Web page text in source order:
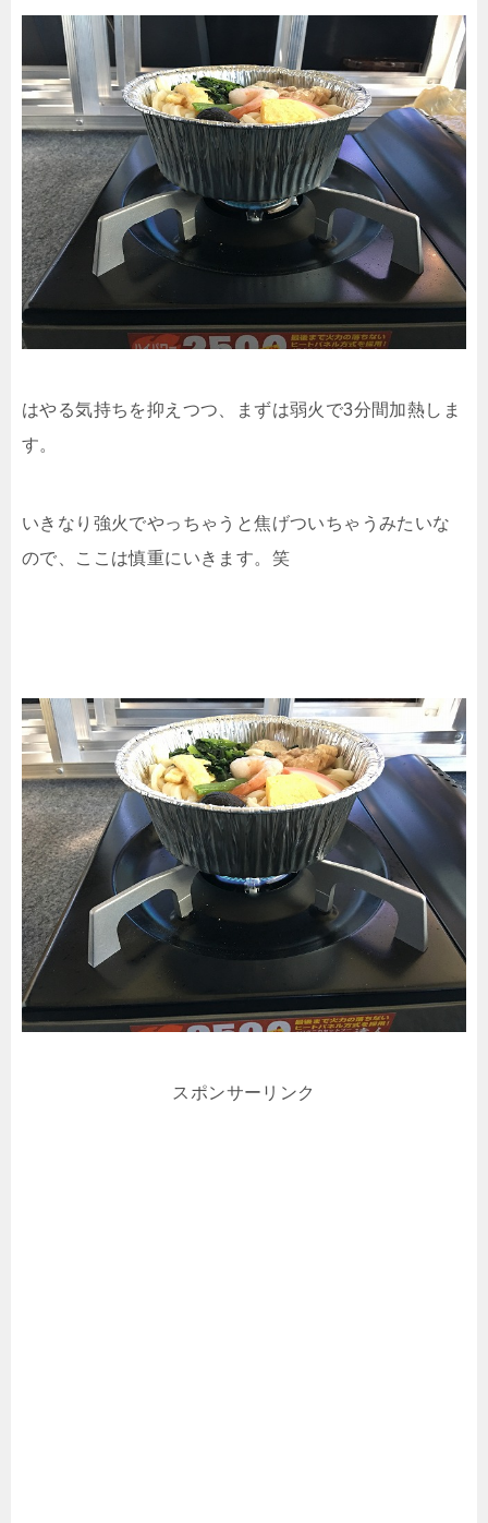
はやる気持ちを抑えつつ、まずは弱火で3分間加熱しま
す。
いきなり強火でやっちゃうと焦げついちゃうみたいな
ので、ここは慎重にいきます。笑
スポンサーリンク